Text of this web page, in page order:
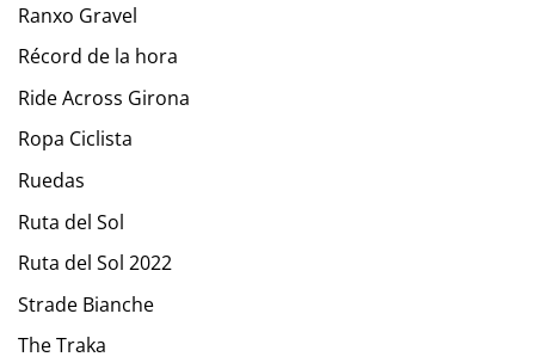
Ranxo Gravel
Récord de la hora
Ride Across Girona
Ropa Ciclista
Ruedas
Ruta del Sol
Ruta del Sol 2022
Strade Bianche
The Traka